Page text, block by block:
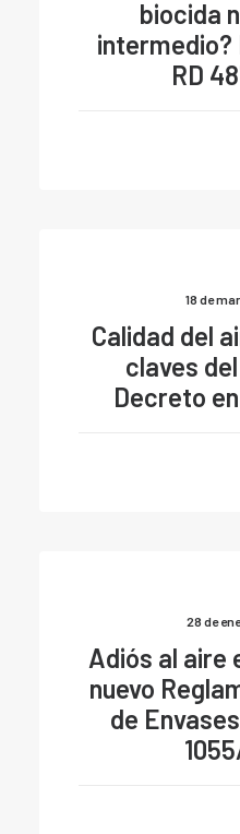
biocida
intermedio?
RD
18 de
Calidad del
claves
Decreto
28 de
Adiós al aire
nuevo
de